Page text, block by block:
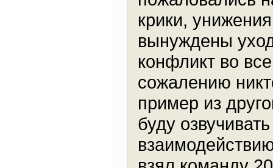
крики,
вынуждены
конфликт во
сожалению
пример из
буду